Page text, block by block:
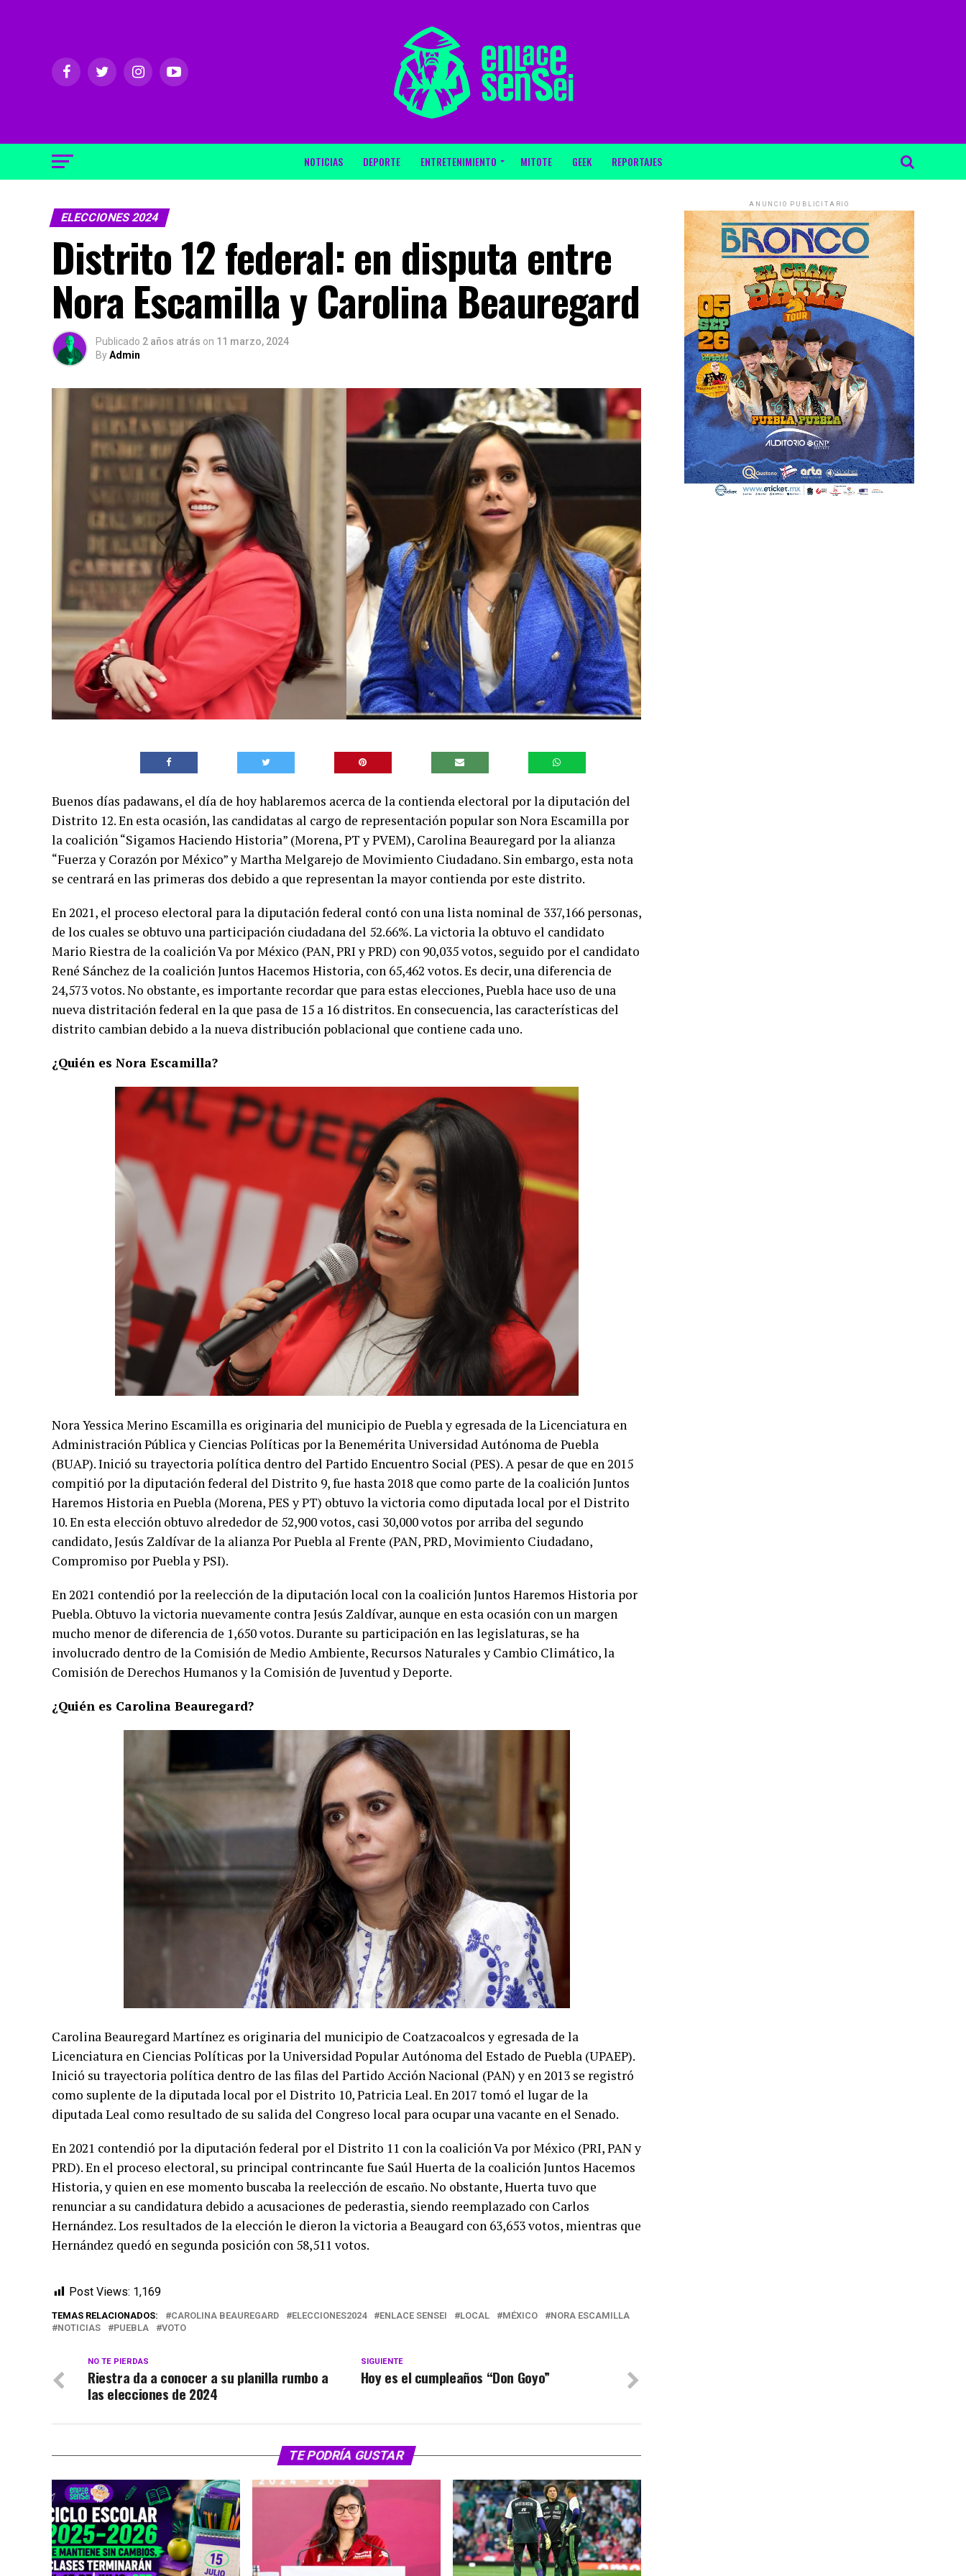
NOTICIAS DEPORTE ENTRETENIMIENTO MITOTE GEEK REPORTAJES
ELECCIONES 2024
Distrito 12 federal: en disputa entre
Nora Escamilla y Carolina Beauregard
Publicado 2 años atrás on 11 marzo, 2024
ByAdmin
Buenos días padawans, el día de hoy hablaremos acerca de la contienda electoral por la diputación del
Distrito 12. En esta ocasión, las candidatas al cargo de representación popular son Nora Escamilla por
la coalición “Sigamos Haciendo Historia” (Morena, PT y PVEM), Carolina Beauregard por la alianza
“Fuerza y Corazón por México” y Martha Melgarejo de Movimiento Ciudadano. Sin embargo, esta nota
se centrará en las primeras dos debido a que representan la mayor contienda por este distrito.
En 2021, el proceso electoral para la diputación federal contó con una lista nominal de 337,166 personas,
de los cuales se obtuvo una participación ciudadana del 52.66%. La victoria la obtuvo el candidato
Mario Riestra de la coalición Va por México (PAN, PRI y PRD) con 90,035 votos, seguido por el candidato
René Sánchez de la coalición Juntos Hacemos Historia, con 65,462 votos. Es decir, una diferencia de
24,573 votos. No obstante, es importante recordar que para estas elecciones, Puebla hace uso de una
nueva distritación federal en la que pasa de 15 a 16 distritos. En consecuencia, las características del
distrito cambian debido a la nueva distribución poblacional que contiene cada uno.
¿Quién es Nora Escamilla?
Nora Yessica Merino Escamilla es originaria del municipio de Puebla y egresada de la Licenciatura en
Administración Pública y Ciencias Políticas por la Benemérita Universidad Autónoma de Puebla
(BUAP). Inició su trayectoria política dentro del Partido Encuentro Social (PES). A pesar de que en 2015
compitió por la diputación federal del Distrito 9, fue hasta 2018 que como parte de la coalición Juntos
Haremos Historia en Puebla (Morena, PES y PT) obtuvo la victoria como diputada local por el Distrito
10. En esta elección obtuvo alrededor de 52,900 votos, casi 30,000 votos por arriba del segundo
candidato, Jesús Zaldívar de la alianza Por Puebla al Frente (PAN, PRD, Movimiento Ciudadano,
Compromiso por Puebla y PSI).
En 2021 contendió por la reelección de la diputación local con la coalición Juntos Haremos Historia por
Puebla. Obtuvo la victoria nuevamente contra Jesús Zaldívar, aunque en esta ocasión con un margen
mucho menor de diferencia de 1,650 votos. Durante su participación en las legislaturas, se ha
involucrado dentro de la Comisión de Medio Ambiente, Recursos Naturales y Cambio Climático, la
Comisión de Derechos Humanos y la Comisión de Juventud y Deporte.
¿Quién es Carolina Beauregard?
Carolina Beauregard Martínez es originaria del municipio de Coatzacoalcos y egresada de la
Licenciatura en Ciencias Políticas por la Universidad Popular Autónoma del Estado de Puebla (UPAEP).
Inició su trayectoria política dentro de las filas del Partido Acción Nacional (PAN) y en 2013 se registró
como suplente de la diputada local por el Distrito 10, Patricia Leal. En 2017 tomó el lugar de la
diputada Leal como resultado de su salida del Congreso local para ocupar una vacante en el Senado.
En 2021 contendió por la diputación federal por el Distrito 11 con la coalición Va por México (PRI, PAN y
PRD). En el proceso electoral, su principal contrincante fue Saúl Huerta de la coalición Juntos Hacemos
Historia, y quien en ese momento buscaba la reelección de escaño. No obstante, Huerta tuvo que
renunciar a su candidatura debido a acusaciones de pederastia, siendo reemplazado con Carlos
Hernández. Los resultados de la elección le dieron la victoria a Beaugard con 63,653 votos, mientras que
Hernández quedó en segunda posición con 58,511 votos.
Post Views: 1,169
TEMAS RELACIONADOS: CAROLINA BEAUREGARD ELECCIONES2024 ENLACE SENSEI LOCAL MÉXICO
NORA ESCAMILLA
NOTICIAS
PUEBLA VOTO
SIGUIENTE
Hoy es el cumpleaños “Don Goyo”
NO TE PIERDAS
Riestra da a conocer a su planilla rumbo a
las elecciones de 2024
TE PODRÍA GUSTAR
ANUNCIO PUBLICITARIO